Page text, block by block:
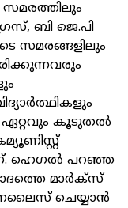
ബി ജെ.പി
സമരങ്ങളിലും
ഏറ്റവും കൂടുതല്‍
ഹെഗല്‍ പറഞ്ഞ
മാര്‍ക്‌സ്
ചെയ്യാന്‍